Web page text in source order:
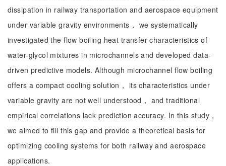
dissipation in railway transportation and aerospace equipment
under variable gravity environments， we systematically
investigated the flow boiling heat transfer characteristics of
water-glycol mixtures in microchannels and developed data-
driven predictive models. Although microchannel flow boiling
offers a compact cooling solution， its characteristics under
variable gravity are not well understood， and traditional
empirical correlations lack prediction accuracy. In this study，
we aimed to fill this gap and provide a theoretical basis for
optimizing cooling systems for both railway and aerospace
applications.